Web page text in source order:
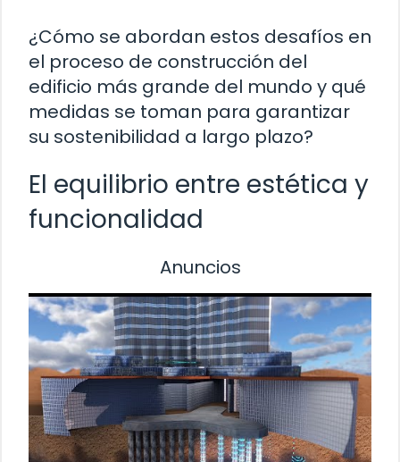
¿Cómo se abordan estos desafíos en
el proceso de construcción del
edificio más grande del mundo y qué
medidas se toman para garantizar
su sostenibilidad a largo plazo?
El equilibrio entre estética y
funcionalidad
Anuncios